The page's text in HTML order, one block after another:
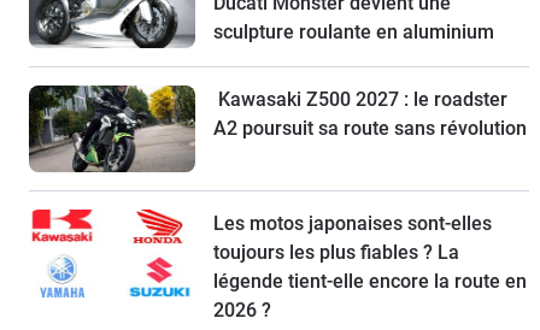
sculpture roulante en aluminium
Kawasaki Z500 2027 : le roadster
A2 poursuit sa route sans révolution
Les motos japonaises sont-elles
toujours les plus fiables ? La
légende tient-elle encore la route en
2026 ?